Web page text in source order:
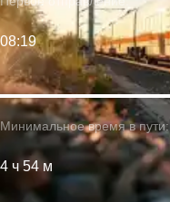
Минимальное время в пути:
4 ч 54 м
08:19